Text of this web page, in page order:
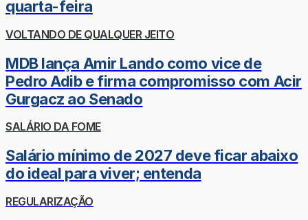
quarta-feira
VOLTANDO DE QUALQUER JEITO
MDB lança Amir Lando como vice de
Pedro Adib e firma compromisso com Acir
Gurgacz ao Senado
SALÁRIO DA FOME
Salário mínimo de 2027 deve ficar abaixo
do ideal para viver; entenda
REGULARIZAÇÃO